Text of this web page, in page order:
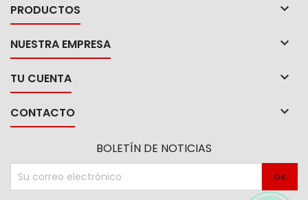
PRODUCTOS 
NUESTRA EMPRESA 
TU CUENTA 
CONTACTO 
BOLETÍN DE NOTICIAS